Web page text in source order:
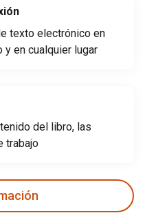
texto electrónico en
y en cualquier lugar
del libro, las
trabajo